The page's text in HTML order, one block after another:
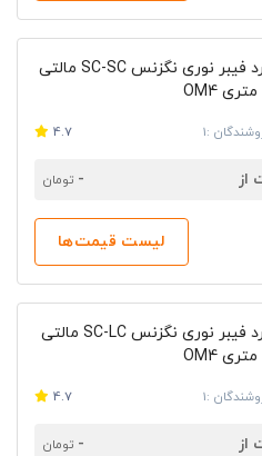
پچ کورد فیبر نوری نگزنس SC-SC مالتی
:1
4.7
از - تومان
لیست قیمت‌ها
پچ کورد فیبر نوری نگزنس SC-LC مالتی
:1
4.7
از - تومان